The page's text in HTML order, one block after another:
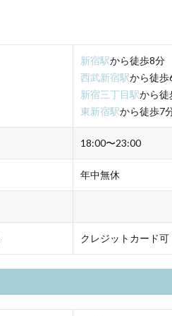
新宿駅から徒歩8分
西武新宿駅から徒歩
新宿三丁目駅から徒
東新宿駅から徒歩7
18:00〜23:00
年中無休
クレジットカード可